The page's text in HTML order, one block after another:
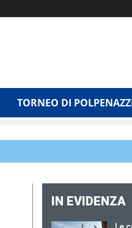
TORNEO DI
IN EVIDENZA